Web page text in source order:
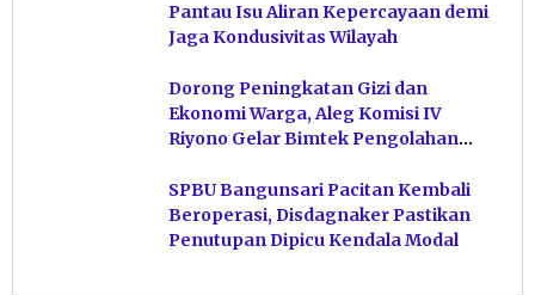
Pantau Isu Aliran Kepercayaan demi
Jaga Kondusivitas Wilayah
Dorong Peningkatan Gizi dan
Ekonomi Warga, Aleg Komisi IV
Riyono Gelar Bimtek Pengolahan
SPBU Bangunsari Pacitan Kembali
Beroperasi, Disdagnaker Pastikan
Penutupan Dipicu Kendala Modal